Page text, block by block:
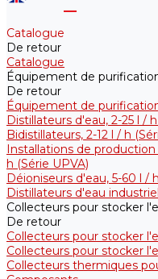
Catalogue
De retour
Catalogue
Équipement de
De retour
Équipement de
Distillateurs d'eau, 2-25 l /
Bidistillateurs, 2-12 l / h
Installations de
h (Série UPVA)
Déioniseurs d'eau, 5-60 l /
Distillateurs d'eau
Collecteurs pour stocker
De retour
Collecteurs pour stocker
Collecteurs pour stocker
Collecteurs thermiques